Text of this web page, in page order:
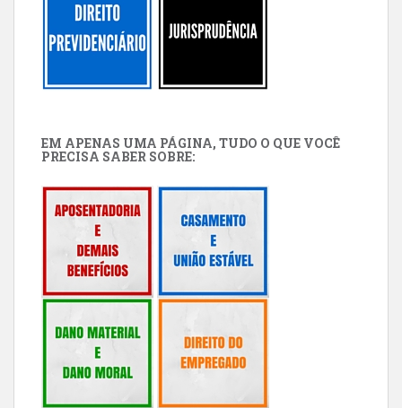
EM APENAS UMA PÁGINA, TUDO O QUE VOCÊ
PRECISA SABER SOBRE: